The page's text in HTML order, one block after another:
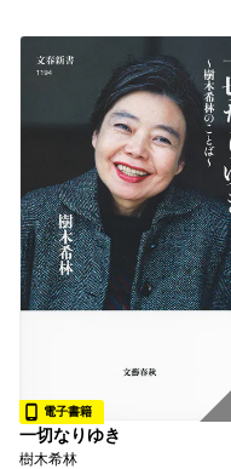
電子書籍
一切なりゆき
樹木希林